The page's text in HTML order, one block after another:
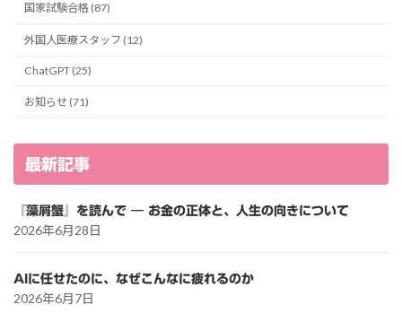
国家試験合格 (87)
外国人医療スタッフ (12)
ChatGPT (25)
お知らせ (71)
最新記事
『藻屑蟹』を読んで ― お金の正体と、人生の向きについて
2026年6月28日
AIに任せたのに、なぜこんなに疲れるのか
2026年6月7日